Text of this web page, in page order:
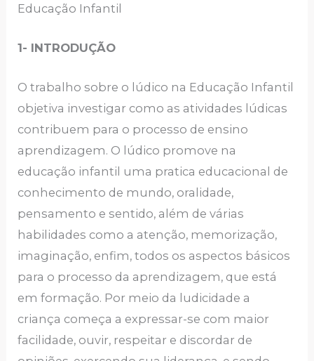
Educação Infantil
1- INTRODUÇÃO
O trabalho sobre o lúdico na Educação Infantil
objetiva investigar como as atividades lúdicas
contribuem para o processo de ensino
aprendizagem. O lúdico promove na
educação infantil uma pratica educacional de
conhecimento de mundo, oralidade,
pensamento e sentido, além de várias
habilidades como a atenção, memorização,
imaginação, enfim, todos os aspectos básicos
para o processo da aprendizagem, que está
em formação. Por meio da ludicidade a
criança começa a expressar-se com maior
facilidade, ouvir, respeitar e discordar de